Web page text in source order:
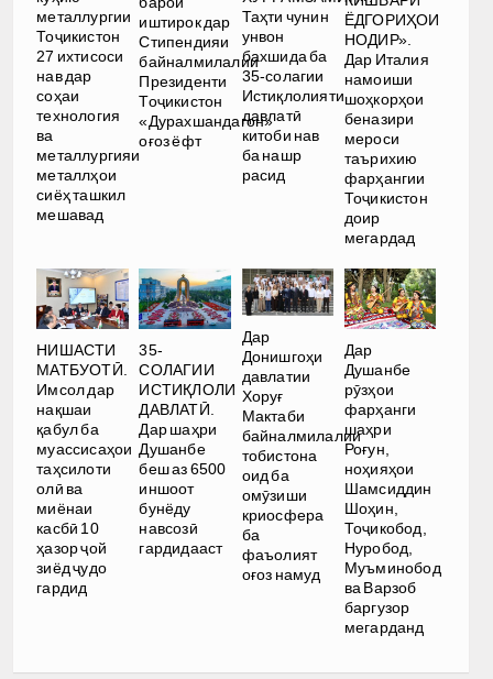
металлургии
Тоҷикистон
27 ихтисоси
нав дар
соҳаи
технология
ва
металлургияи
металлҳои
сиёҳ ташкил
мешавад
иштирок дар
Стипендияи
байналмилалии
Президенти
Тоҷикистон
«Дурахшандагон»
оғоз ёфт
Таҳти чунин
унвон
бахшида ба
35-солагии
Истиқлолияти
давлатӣ
китоби нав
ба нашр
расид
ЁДГОРИҲОИ
НОДИР».
Дар Италия
намоиши
шоҳкорҳои
беназири
мероси
таърихию
фарҳангии
Тоҷикистон
доир
мегардад
НИШАСТИ
МАТБУОТӢ.
Имсол дар
нақшаи
қабул ба
муассисаҳои
таҳсилоти
олӣ ва
миёнаи
касбӣ 10
ҳазор ҷой
зиёд ҷудо
гардид
35-
СОЛАГИИ
ИСТИҚЛОЛИ
ДАВЛАТӢ.
Дар шаҳри
Душанбе
беш аз 6500
иншоот
бунёду
навсозӣ
гардидааст
Дар
Донишгоҳи
давлатии
Хоруғ
Мактаби
байналмилалии
тобистона
оид ба
омӯзиши
криосфера
ба
фаъолият
оғоз намуд
Дар
Душанбе
рӯзҳои
фарҳанги
шаҳри
Роғун,
ноҳияҳои
Шамсиддин
Шоҳин,
Тоҷикобод,
Нуробод,
Муъминобод
ва Варзоб
баргузор
мегарданд